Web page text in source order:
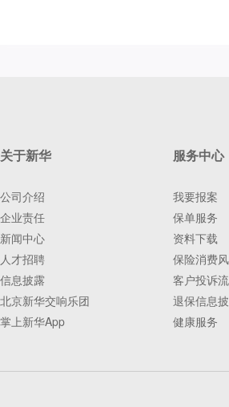
关于新华
公司介绍
企业责任
新闻中心
人才招聘
信息披露
北京新华交响乐团
掌上新华App
服务中心
我要报案
保单服务
资料下载
保险消费
客户投诉
退保信息
健康服务